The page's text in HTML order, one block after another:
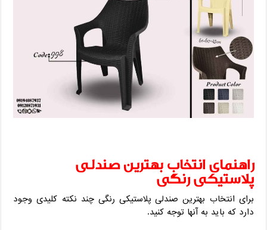
راهنمای انتخاب بهترین صندلی
پلاستیکی رنگی
برای انتخاب بهترین صندلی پلاستیکی رنگی چند نکته کلیدی وجود
دارد که باید به آنها توجه کنید.